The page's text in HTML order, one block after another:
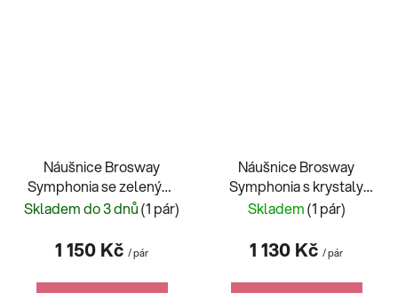
Náušnice Brosway
Symphonia se zelenými
krystaly BYM217
Skladem do 3 dnů(1 pár)
1 150 Kč / pár
Náušnice Brosway
Symphonia s krystaly
BYM216
Skladem(1 pár)
1 130 Kč / pár